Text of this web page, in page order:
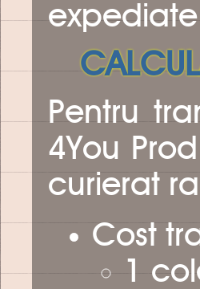
expediate
Pentru
4You
curierat
Cost
1